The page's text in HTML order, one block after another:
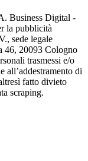
Business Digital -
la pubblicità
sede legale
46, 20093 Cologno
trasmessi e/o
all’addestramento di
fatto divieto
scraping.